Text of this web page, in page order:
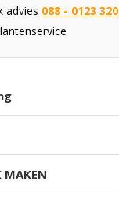
advies 088 - 0123 320
MAKEN